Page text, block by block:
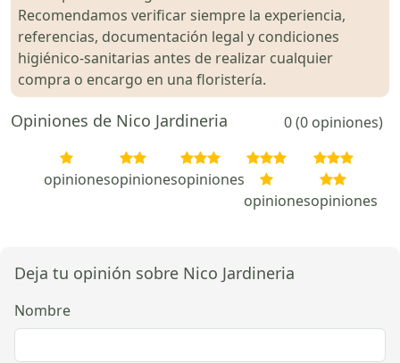
Recomendamos verificar siempre la experiencia,
referencias, documentación legal y condiciones
higiénico-sanitarias antes de realizar cualquier
compra o encargo en una floristería.
Opiniones de Nico Jardineria 0 (0 opiniones)
opinionesopinionesopiniones
opinionesopiniones
Deja tu opinión sobre Nico Jardineria
Nombre